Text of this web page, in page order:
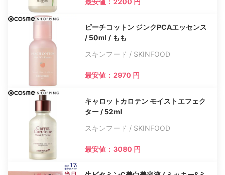
ピーチコットン ジンクPCAエッセンス
/ 50ml / もも
スキンフード / SKINFOOD
最安値：2970 円
キャロットカロテン モイストエフェク
ター / 52ml
スキンフード / SKINFOOD
最安値：3080 円